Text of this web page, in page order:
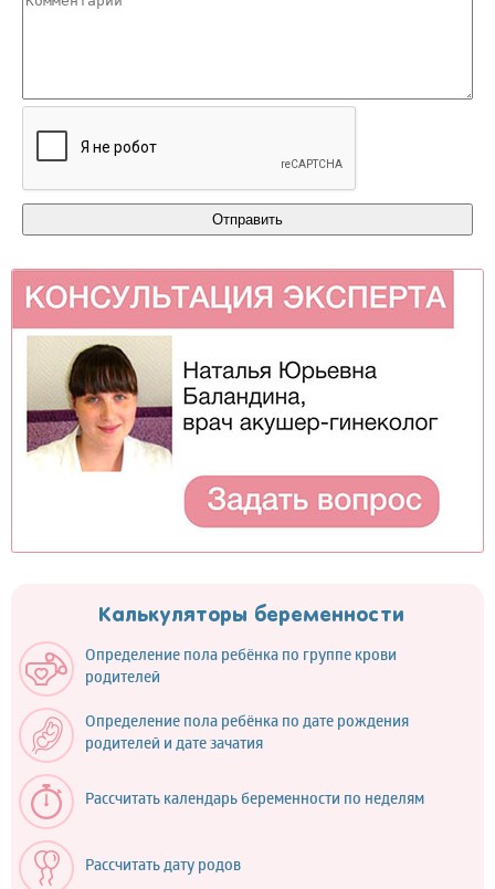
Калькуляторы беременности
Определение пола ребёнка по группе крови
родителей
Определение пола ребёнка по дате рождения
родителей и дате зачатия
Рассчитать календарь беременности по неделям
Рассчитать дату родов